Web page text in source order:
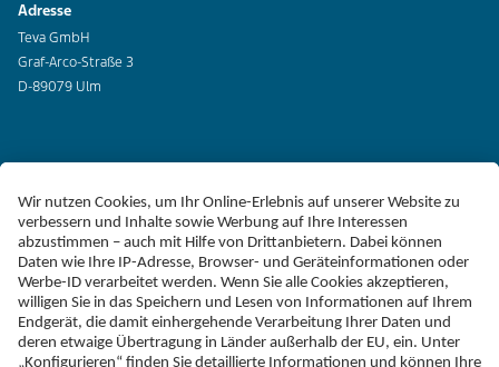
Adresse
Teva GmbH
Graf-Arco-Straße 3
D-89079 Ulm
Erklärung zur Barrierefreiheit
Impressum
Liefer-AGB
Datenschutz
Haftungsausschluss